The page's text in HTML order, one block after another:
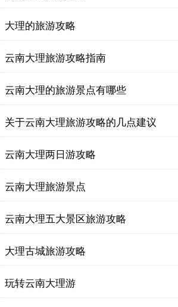
大理的旅游攻略
云南大理旅游攻略指南
云南大理的旅游景点有哪些
关于云南大理旅游攻略的几点建议
云南大理两日游攻略
云南大理旅游景点
云南大理五大景区旅游攻略
大理古城旅游攻略
玩转云南大理游